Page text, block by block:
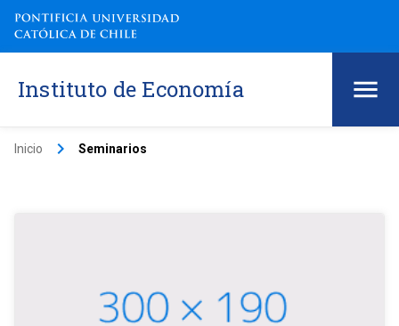
Instituto de Economía
Inicio keyboard_arrow_right Seminarios